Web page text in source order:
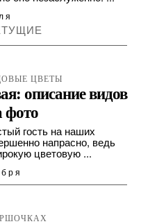
ЦВЕТЫ
описание видов
фото
гость на наших
напрасно, ведь
цветовую ...